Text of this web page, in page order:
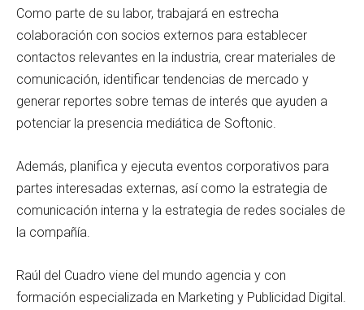
Como parte de su labor, trabajará en estrecha
colaboración con socios externos para establecer
contactos relevantes en la industria, crear materiales de
comunicación, identificar tendencias de mercado y
generar reportes sobre temas de interés que ayuden a
potenciar la presencia mediática de Softonic.
Además, planifica y ejecuta eventos corporativos para
partes interesadas externas, así como la estrategia de
comunicación interna y la estrategia de redes sociales de
la compañía.
Raúl del Cuadro viene del mundo agencia y con
formación especializada en Marketing y Publicidad Digital.